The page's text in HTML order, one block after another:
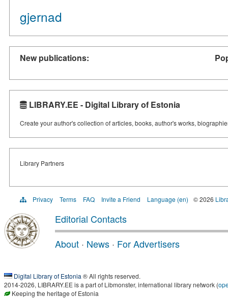
gjernad
New publications:
LIBRARY.EE - Digital Library of Estonia
Create your author's collection of articles, books, author's works,
Library Partners
Privacy Terms FAQ Invite a Friend Language (en) © 2026
Editorial Contacts
About · News · For Advertisers
Digital Library of Estonia ® All rights reserved.
2014-2026, LIBRARY.EE is a part of Libmonster, international library network (
Keeping the heritage of Estonia